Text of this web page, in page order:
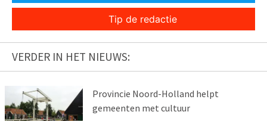
Tip de redactie
VERDER IN HET NIEUWS:
Provincie Noord-Holland helpt
gemeenten met cultuur